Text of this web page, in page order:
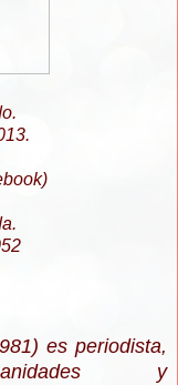
es periodista,
y